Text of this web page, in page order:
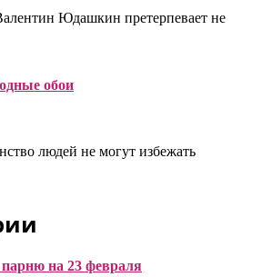
Юдашкин претерпевает не
обои
людей не могут избежать
на 23 февраля